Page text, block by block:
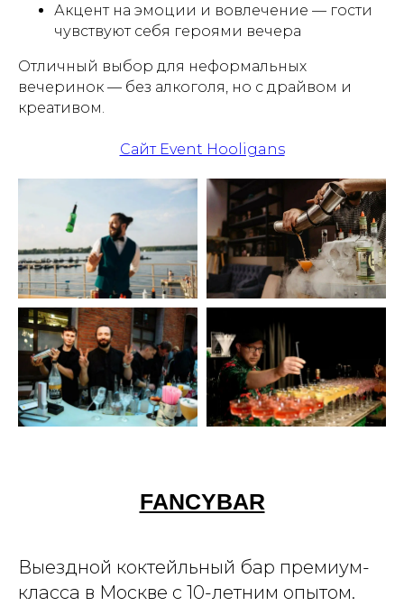
Акцент на эмоции и вовлечение — гости
чувствуют себя героями вечера
Отличный выбор для неформальных
вечеринок — без алкоголя, но с драйвом и
креативом.
Сайт Event Hooligans
FANCYBAR
Выездной коктейльный бар премиум-
класса в Москве с 10-летним опытом.